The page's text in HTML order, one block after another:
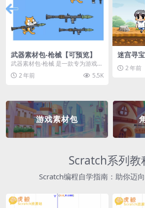
武器素材包-枪械【可预览】
武器素材包-枪械 是一款专为游戏开
发者和创作者设计的素材包，包含
多种高质量的枪械...
2 年前 5.5K
迷宫寻
2 年前
游戏素材包
Scratch系列教
Scratch编程自学指南：助你迈